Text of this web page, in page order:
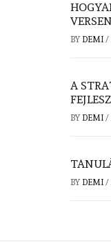
BY DEMI /
A
BY DEMI /
BY DEMI /